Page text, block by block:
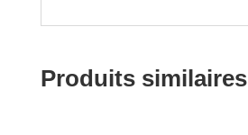
Produits similaires